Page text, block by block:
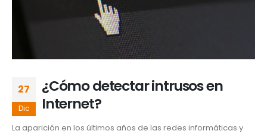
27
Dic
¿Cómo detectar intrusos en
Internet?
La aparición en los últimos años de las redes informáticas y